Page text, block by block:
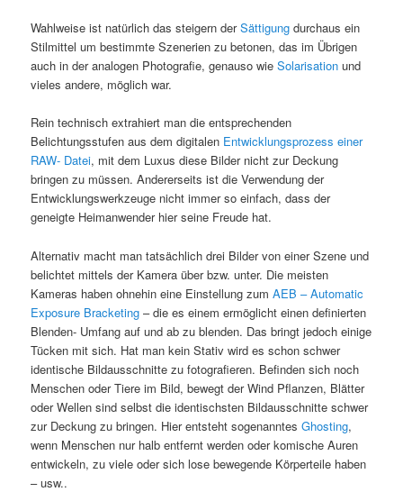
Wahlweise ist natürlich das steigern derSättigung durchaus ein
Stilmittel um bestimmte Szenerien zu betonen, das im Übrigen
auch in der analogen Photografie, genauso wieSolarisation und
vieles andere, möglich war.
Rein technisch extrahiert man die entsprechenden
Belichtungsstufen aus dem digitalen Entwicklungsprozess einer
RAW- Datei, mit dem Luxus diese Bilder nicht zur Deckung
bringen zu müssen. Andererseits ist die Verwendung der
Entwicklungswerkzeuge nicht immer so einfach, dass der
geneigte Heimanwender hier seine Freude hat.
Alternativ macht man tatsächlich drei Bilder von einer Szene und
belichtet mittels der Kamera über bzw. unter. Die meisten
Kameras haben ohnehin eine Einstellung zumAEB – Automatic
Exposure Bracketing – die es einem ermöglicht einen definierten
Blenden- Umfang auf und ab zu blenden. Das bringt jedoch einige
Tücken mit sich. Hat man kein Stativ wird es schon schwer
identische Bildausschnitte zu fotografieren. Befinden sich noch
Menschen oder Tiere im Bild, bewegt der Wind Pflanzen, Blätter
oder Wellen sind selbst die identischsten Bildausschnitte schwer
zur Deckung zu bringen. Hier entsteht sogenanntesGhosting,
wenn Menschen nur halb entfernt werden oder komische Auren
entwickeln, zu viele oder sich lose bewegende Körperteile haben
– usw..